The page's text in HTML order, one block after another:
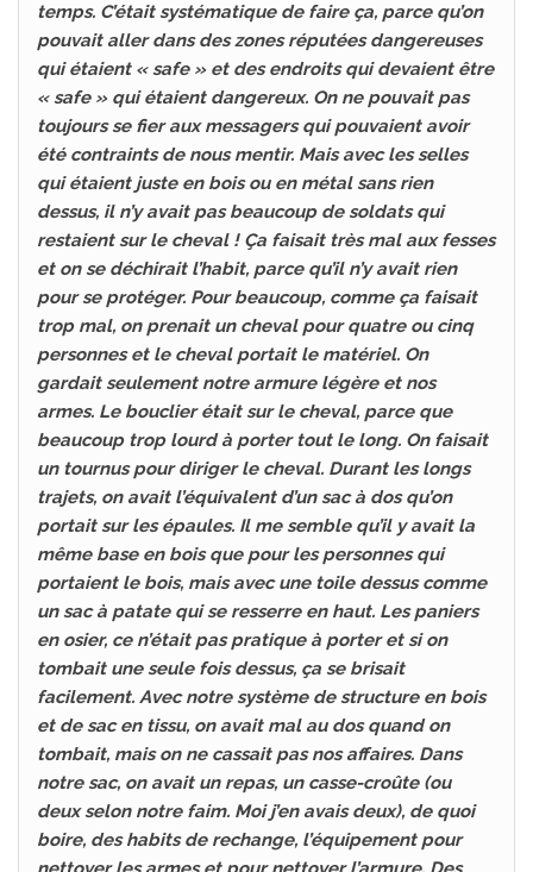
temps. C’était systématique de faire ça, parce qu’on
pouvait aller dans des zones réputées dangereuses
qui étaient « safe » et des endroits qui devaient être
« safe » qui étaient dangereux. On ne pouvait pas
toujours se fier aux messagers qui pouvaient avoir
été contraints de nous mentir. Mais avec les selles
qui étaient juste en bois ou en métal sans rien
dessus, il n’y avait pas beaucoup de soldats qui
restaient sur le cheval ! Ça faisait très mal aux fesses
et on se déchirait l’habit, parce qu’il n’y avait rien
pour se protéger. Pour beaucoup, comme ça faisait
trop mal, on prenait un cheval pour quatre ou cinq
personnes et le cheval portait le matériel. On
gardait seulement notre armure légère et nos
armes. Le bouclier était sur le cheval, parce que
beaucoup trop lourd à porter tout le long. On faisait
un tournus pour diriger le cheval. Durant les longs
trajets, on avait l’équivalent d’un sac à dos qu’on
portait sur les épaules. Il me semble qu’il y avait la
même base en bois que pour les personnes qui
portaient le bois, mais avec une toile dessus comme
un sac à patate qui se resserre en haut. Les paniers
en osier, ce n’était pas pratique à porter et si on
tombait une seule fois dessus, ça se brisait
facilement. Avec notre système de structure en bois
et de sac en tissu, on avait mal au dos quand on
tombait, mais on ne cassait pas nos affaires. Dans
notre sac, on avait un repas, un casse-croûte (ou
deux selon notre faim. Moi j’en avais deux), de quoi
boire, des habits de rechange, l’équipement pour